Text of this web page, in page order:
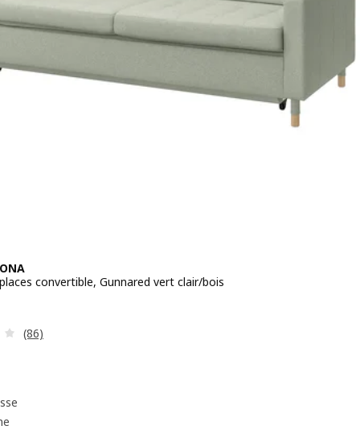
convertible, Gunnared vert clair/bois
Révision: 3.3 hors de 5 étoiles. Nombre total de
(86)